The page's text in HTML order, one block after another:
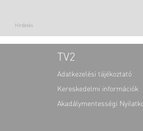
TV2
Adatkezelési tájékoztató
Kereskedelmi információk
Akadálymentességi